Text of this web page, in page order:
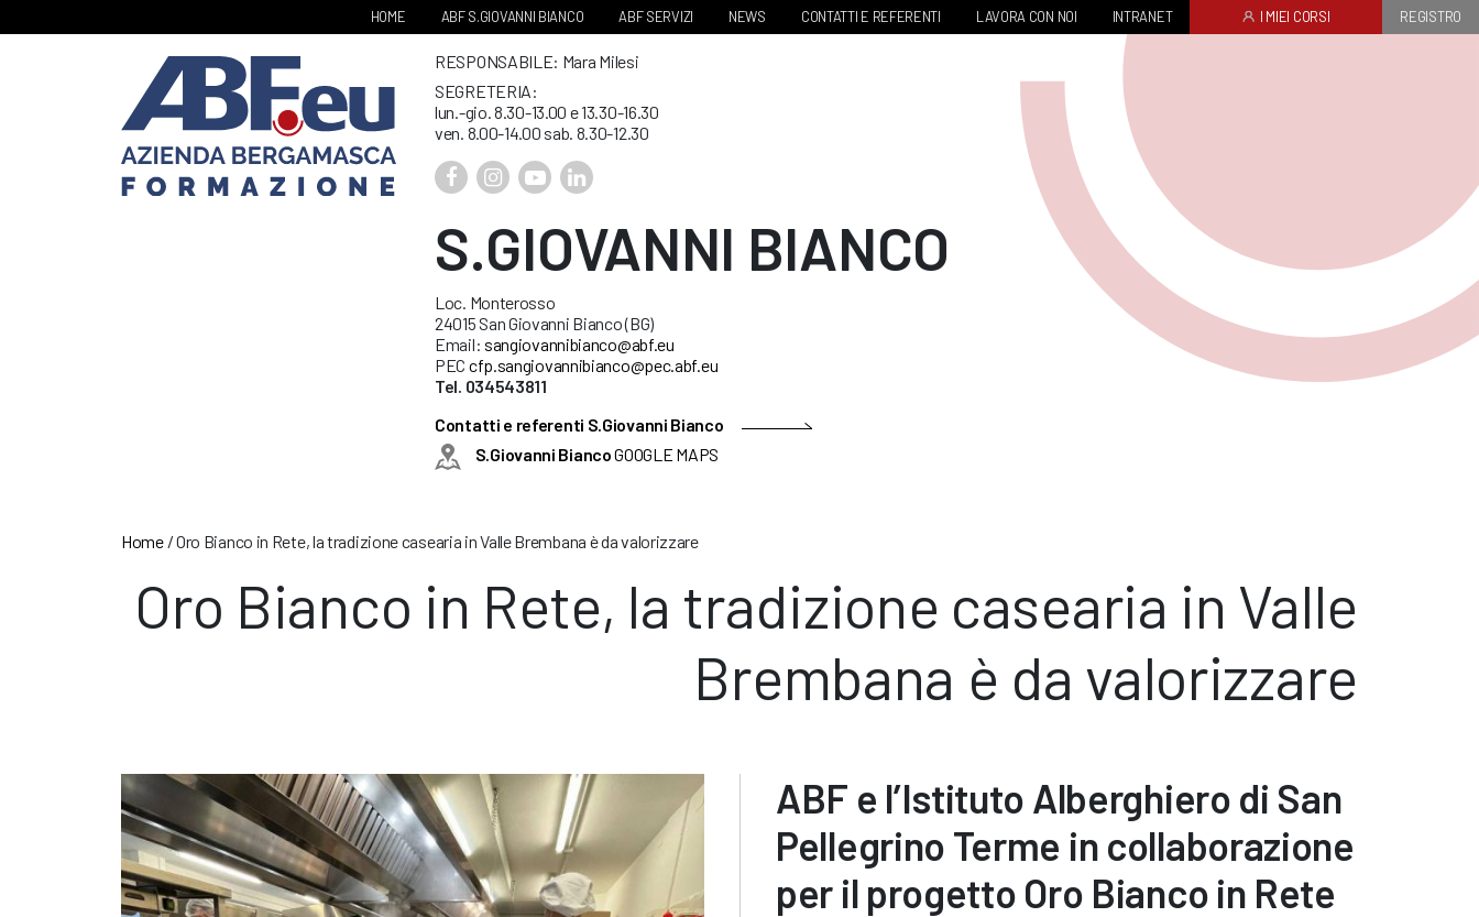
HOME ABF S.GIOVANNI BIANCO ABF SERVIZI NEWS CONTATTI E REFERENTI LAVORA CON NOI INTRANET I MIEI CORSI REGISTRO
RESPONSABILE: Mara Milesi
SEGRETERIA:
lun.-gio. 8.30-13.00 e 13.30-16.30
ven. 8.00-14.00 sab. 8.30-12.30
S.GIOVANNI BIANCO
Loc. Monterosso
24015 San Giovanni Bianco (BG)
Email: sangiovannibianco@abf.eu
PEC cfp.sangiovannibianco@pec.abf.eu
Tel. 034543811
Contatti e referenti S.Giovanni Bianco
S.Giovanni BiancoGOOGLE MAPS
Home/Oro Bianco in Rete, la tradizione casearia in Valle Brembana è da valorizzare
Oro Bianco in Rete, la tradizione casearia in Valle
Brembana è da valorizzare
ABF e l’Istituto Alberghiero di San
Pellegrino Terme in collaborazione
per il progetto Oro Bianco in Rete